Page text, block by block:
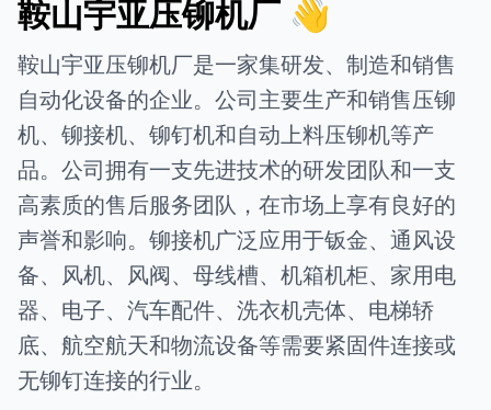
鞍山宇亚压铆机厂 👋
鞍山宇亚压铆机厂是一家集研发、制造和销售
自动化设备的企业。公司主要生产和销售压铆
机、铆接机、铆钉机和自动上料压铆机等产
品。公司拥有一支先进技术的研发团队和一支
高素质的售后服务团队，在市场上享有良好的
声誉和影响。铆接机广泛应用于钣金、通风设
备、风机、风阀、母线槽、机箱机柜、家用电
器、电子、汽车配件、洗衣机壳体、电梯轿
底、航空航天和物流设备等需要紧固件连接或
无铆钉连接的行业。